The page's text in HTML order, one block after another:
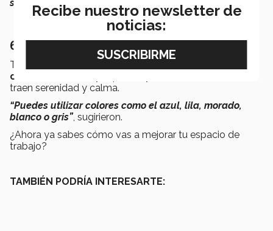
se siente soñoliento” , aseguró la psicóloga.
6. ¡Ponle color!
Tanto Carolina como Cecilia recomendaron
colores neutros
traen serenidad y calma.
“Puedes utilizar colores como el azul, lila, morado,
blanco o gris”, sugirieron.
¿Ahora ya sabes cómo vas a mejorar tu espacio de
trabajo?
TAMBIÉN PODRÍA INTERESARTE:
Recibe nuestro newsletter de
noticias: